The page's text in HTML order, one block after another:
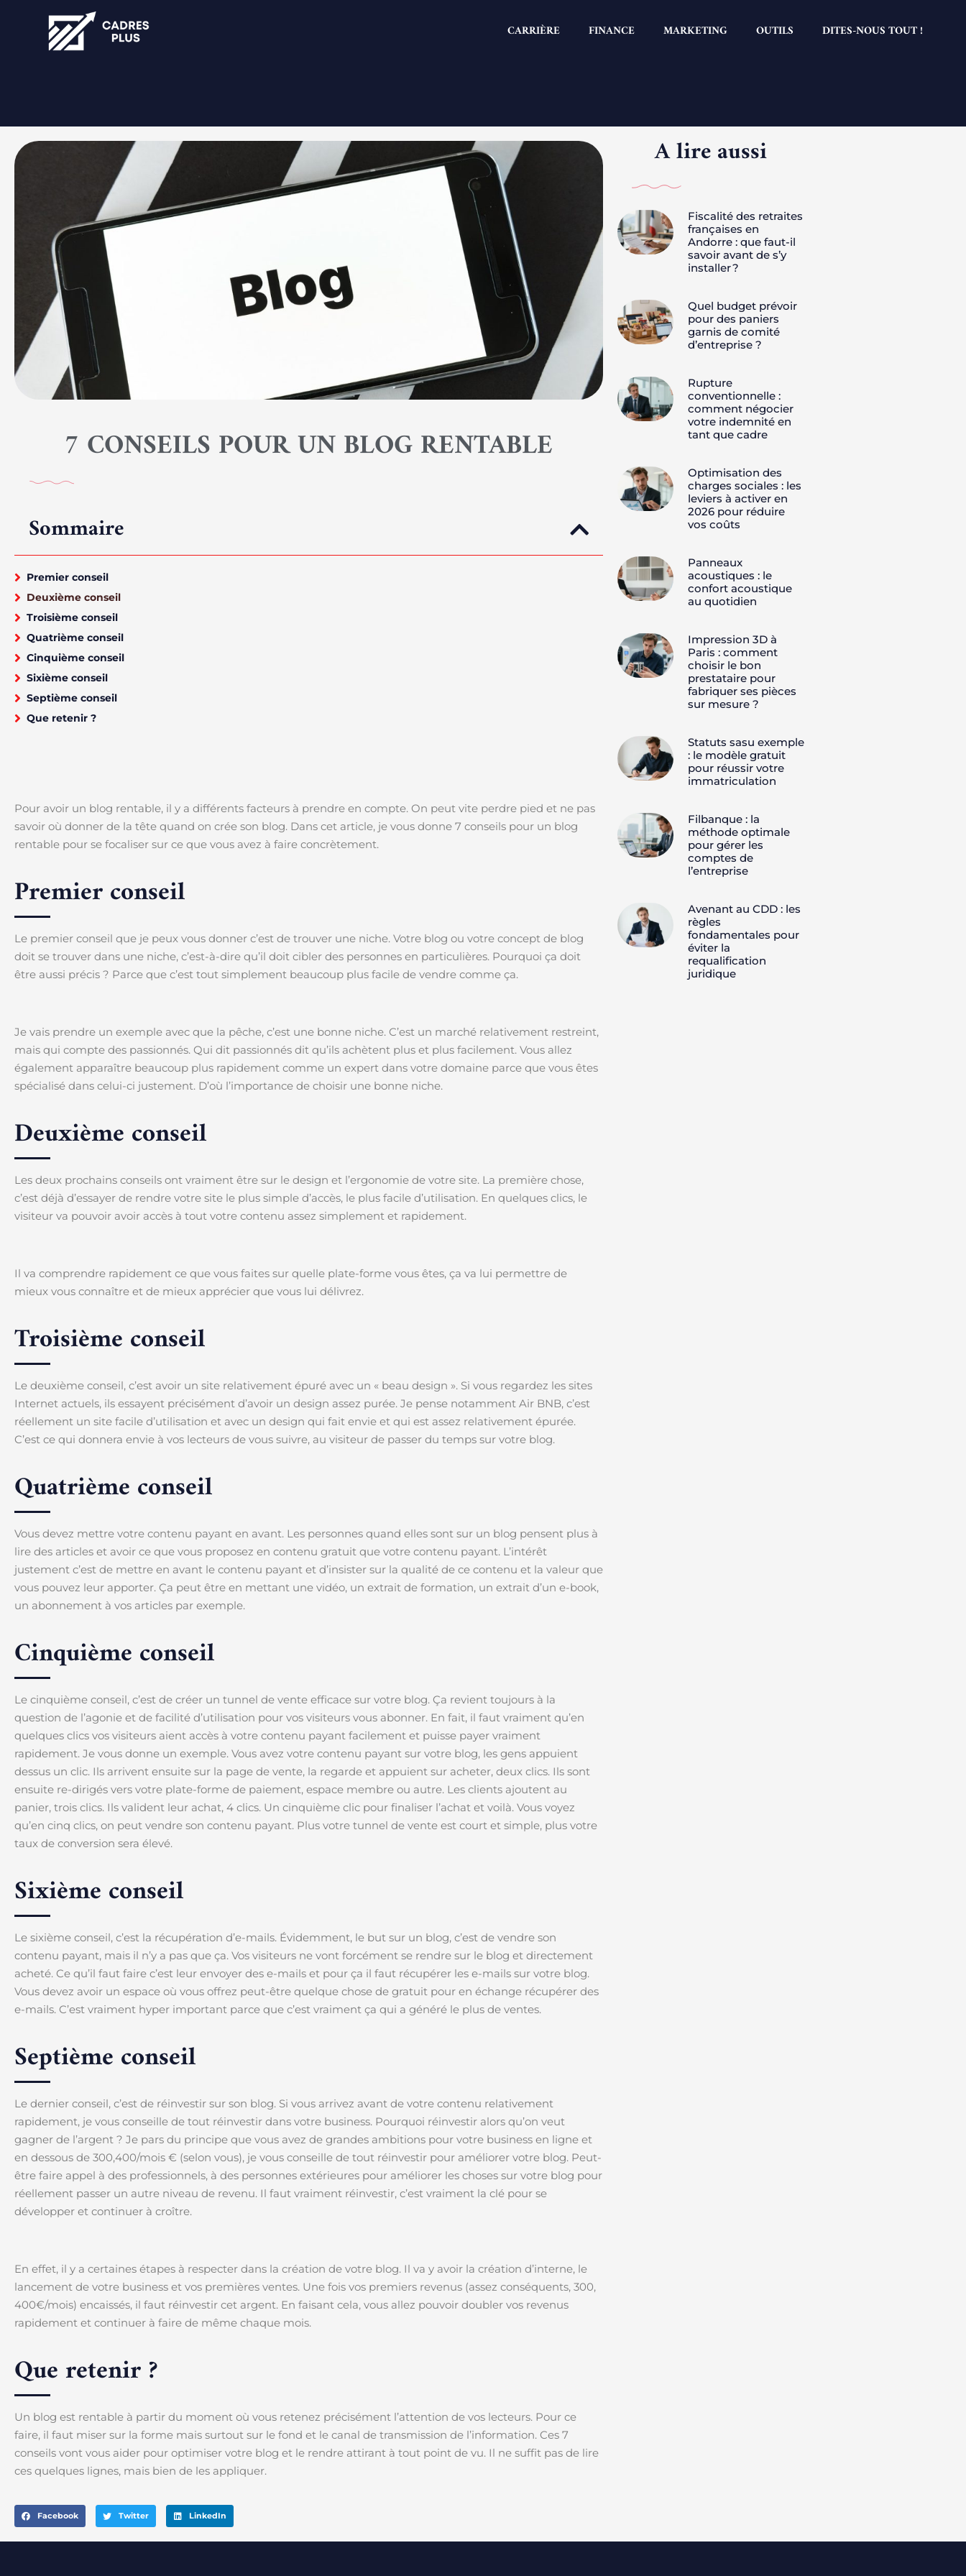
CARRIÈRE FINANCE MARKETING OUTILS DITES-NOUS TOUT !
7 CONSEILS POUR UN BLOG RENTABLE
Sommaire
Premier conseil
Deuxième conseil
Troisième conseil
Quatrième conseil
Cinquième conseil
Sixième conseil
Septième conseil
Que retenir ?
Pour avoir un blog rentable, il y a différents facteurs à prendre en compte. On peut vite perdre pied et ne pas
savoir où donner de la tête quand on crée son blog. Dans cet article, je vous donne 7 conseils pour un blog
rentable pour se focaliser sur ce que vous avez à faire concrètement.
Premier conseil
Le premier conseil que je peux vous donner c’est de trouver une niche. Votre blog ou votre concept de blog
doit se trouver dans une niche, c’est-à-dire qu’il doit cibler des personnes en particulières. Pourquoi ça doit
être aussi précis ? Parce que c’est tout simplement beaucoup plus facile de vendre comme ça.
Je vais prendre un exemple avec que la pêche, c’est une bonne niche. C’est un marché relativement restreint,
mais qui compte des passionnés. Qui dit passionnés dit qu’ils achètent plus et plus facilement. Vous allez
également apparaître beaucoup plus rapidement comme un expert dans votre domaine parce que vous êtes
spécialisé dans celui-ci justement. D’où l’importance de choisir une bonne niche.
Deuxième conseil
Les deux prochains conseils ont vraiment être sur le design et l’ergonomie de votre site. La première chose,
c’est déjà d’essayer de rendre votre site le plus simple d’accès, le plus facile d’utilisation. En quelques clics, le
visiteur va pouvoir avoir accès à tout votre contenu assez simplement et rapidement.
Il va comprendre rapidement ce que vous faites sur quelle plate-forme vous êtes, ça va lui permettre de
mieux vous connaître et de mieux apprécier que vous lui délivrez.
Troisième conseil
Le deuxième conseil, c’est avoir un site relativement épuré avec un « beau design ». Si vous regardez les sites
Internet actuels, ils essayent précisément d’avoir un design assez purée. Je pense notamment Air BNB, c’est
réellement un site facile d’utilisation et avec un design qui fait envie et qui est assez relativement épurée.
C’est ce qui donnera envie à vos lecteurs de vous suivre, au visiteur de passer du temps sur votre blog.
Quatrième conseil
Vous devez mettre votre contenu payant en avant. Les personnes quand elles sont sur un blog pensent plus à
lire des articles et avoir ce que vous proposez en contenu gratuit que votre contenu payant. L’intérêt
justement c’est de mettre en avant le contenu payant et d’insister sur la qualité de ce contenu et la valeur que
vous pouvez leur apporter. Ça peut être en mettant une vidéo, un extrait de formation, un extrait d’un e-book,
un abonnement à vos articles par exemple.
Cinquième conseil
Le cinquième conseil, c’est de créer un tunnel de vente efficace sur votre blog. Ça revient toujours à la
question de l’agonie et de facilité d’utilisation pour vos visiteurs vous abonner. En fait, il faut vraiment qu’en
quelques clics vos visiteurs aient accès à votre contenu payant facilement et puisse payer vraiment
rapidement. Je vous donne un exemple. Vous avez votre contenu payant sur votre blog, les gens appuient
dessus un clic. Ils arrivent ensuite sur la page de vente, la regarde et appuient sur acheter, deux clics. Ils sont
ensuite re-dirigés vers votre plate-forme de paiement, espace membre ou autre. Les clients ajoutent au
panier, trois clics. Ils valident leur achat, 4 clics. Un cinquième clic pour finaliser l’achat et voilà. Vous voyez
qu’en cinq clics, on peut vendre son contenu payant. Plus votre tunnel de vente est court et simple, plus votre
taux de conversion sera élevé.
Sixième conseil
Le sixième conseil, c’est la récupération d’e-mails. Évidemment, le but sur un blog, c’est de vendre son
contenu payant, mais il n’y a pas que ça. Vos visiteurs ne vont forcément se rendre sur le blog et directement
acheté. Ce qu’il faut faire c’est leur envoyer des e-mails et pour ça il faut récupérer les e-mails sur votre blog.
Vous devez avoir un espace où vous offrez peut-être quelque chose de gratuit pour en échange récupérer des
e-mails. C’est vraiment hyper important parce que c’est vraiment ça qui a généré le plus de ventes.
Septième conseil
Le dernier conseil, c’est de réinvestir sur son blog. Si vous arrivez avant de votre contenu relativement
rapidement, je vous conseille de tout réinvestir dans votre business. Pourquoi réinvestir alors qu’on veut
gagner de l’argent ? Je pars du principe que vous avez de grandes ambitions pour votre business en ligne et
en dessous de 300,400/mois € (selon vous), je vous conseille de tout réinvestir pour améliorer votre blog. Peut-
être faire appel à des professionnels, à des personnes extérieures pour améliorer les choses sur votre blog pour
réellement passer un autre niveau de revenu. Il faut vraiment réinvestir, c’est vraiment la clé pour se
développer et continuer à croître.
En effet, il y a certaines étapes à respecter dans la création de votre blog. Il va y avoir la création d’interne, le
lancement de votre business et vos premières ventes. Une fois vos premiers revenus (assez conséquents, 300,
400€/mois) encaissés, il faut réinvestir cet argent. En faisant cela, vous allez pouvoir doubler vos revenus
rapidement et continuer à faire de même chaque mois.
Que retenir ?
Un blog est rentable à partir du moment où vous retenez précisément l’attention de vos lecteurs. Pour ce
faire, il faut miser sur la forme mais surtout sur le fond et le canal de transmission de l’information. Ces 7
conseils vont vous aider pour optimiser votre blog et le rendre attirant à tout point de vu. Il ne suffit pas de lire
ces quelques lignes, mais bien de les appliquer.
Facebook Twitter LinkedIn
A lire aussi
Fiscalité des retraites
françaises en
Andorre : que faut-il
savoir avant de s’y
installer ?
Quel budget prévoir
pour des paniers
garnis de comité
d’entreprise ?
Rupture
conventionnelle :
comment négocier
votre indemnité en
tant que cadre
Optimisation des
charges sociales : les
leviers à activer en
2026 pour réduire
vos coûts
Panneaux
acoustiques : le
confort acoustique
au quotidien
Impression 3D à
Paris : comment
choisir le bon
prestataire pour
fabriquer ses pièces
sur mesure ?
Statuts sasu exemple
: le modèle gratuit
pour réussir votre
immatriculation
Filbanque : la
méthode optimale
pour gérer les
comptes de
l’entreprise
Avenant au CDD : les
règles
fondamentales pour
éviter la
requalification
juridique